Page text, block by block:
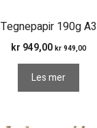
Tegnepapir 190g A3
kr 949,00 kr 949,00
Les mer